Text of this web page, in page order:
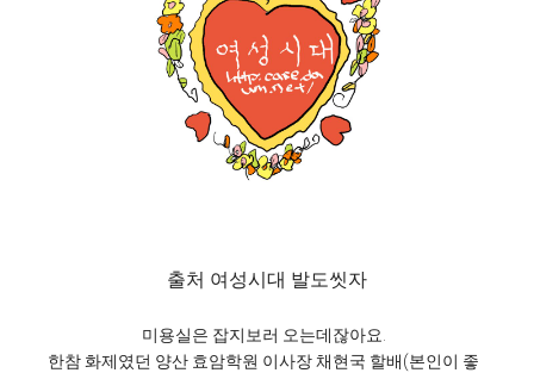
출처 여성시대 발도씻자
미용실은 잡지보러 오는데잖아요.
한참 화제였던 양산 효암학원 이사장 채현국 할배(본인이 좋